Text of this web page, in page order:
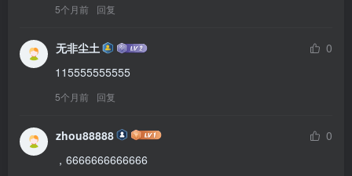
5个月前 回复
无非尘土
0
115555555555
5个月前 回复
zhou88888
0
，6666666666666